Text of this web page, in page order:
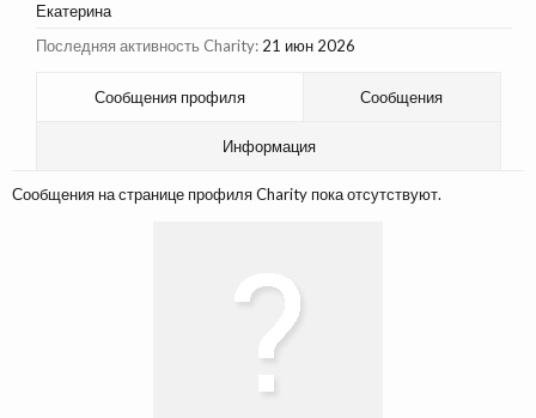
Екатерина
Последняя активность Charity: 21 июн 2026
Сообщения профиля Сообщения
Информация
Сообщения на странице профиля Charity пока отсутствуют.